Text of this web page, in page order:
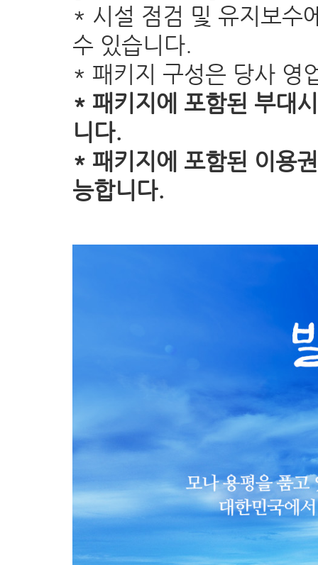
* 시설 점검 및 유지보수
수 있습니다.
* 패키지 구성은 당사 영
* 패키지에 포함된 부대
니다.
* 패키지에 포함된 이용
능합니다.